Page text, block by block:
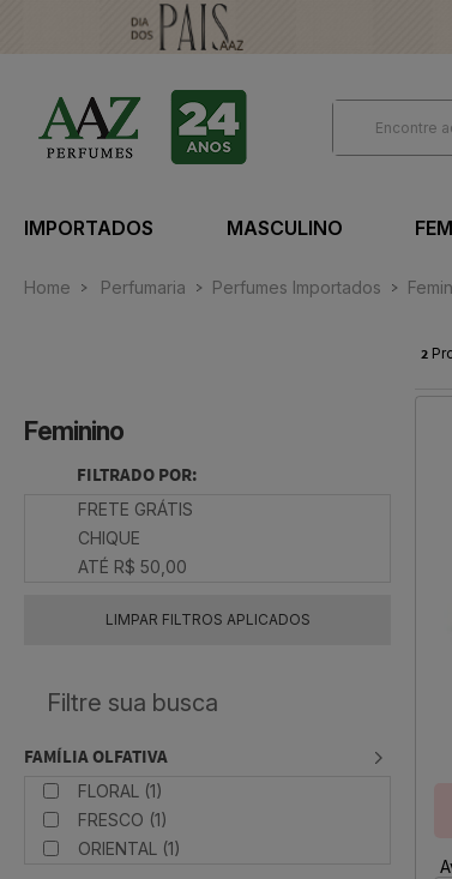
IMPORTADOS MASCULINO
Home Perfumaria Perfumes Importados
Feminino
FILTRADO POR:
FRETE GRÁTIS
CHIQUE
ATÉ R$ 50,00
LIMPAR FILTROS APLICADOS
FAMÍLIA OLFATIVA
FLORAL (1)
FRESCO (1)
ORIENTAL (1)
2